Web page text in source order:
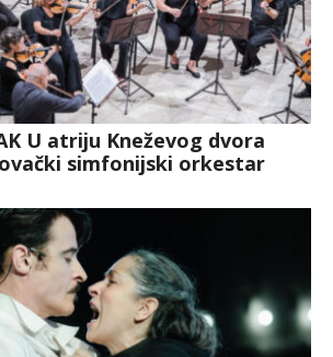
U atriju Kneževog dvora
simfonijski orkestar